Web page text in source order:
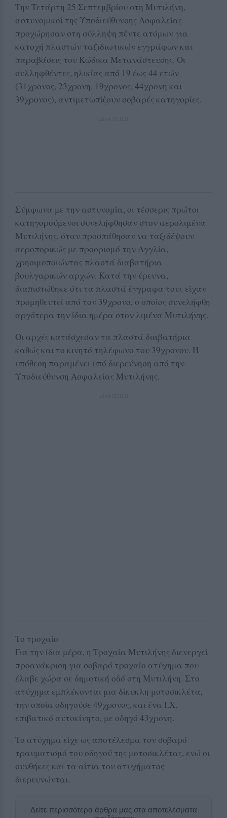
Την Τετάρτη 25 Σεπτεμβρίου στη Μυτιλήνη,
αστυνομικοί της Υποδιεύθυνσης Ασφαλείας
προχώρησαν στη σύλληψη πέντε ατόμων για
κατοχή πλαστών ταξιδιωτικών εγγράφων και
παραβάσεις του Κώδικα Μετανάστευσης. Οι
συλληφθέντες, ηλικίας από 19 έως 44 ετών
(31χρονος, 23χρονη, 19χρονος, 44χρονη και
39χρονος), αντιμετωπίζουν σοβαρές κατηγορίες.
Σύμφωνα με την αστυνομία, οι τέσσερις πρώτοι
κατηγορούμενοι συνελήφθησαν στον αερολιμένα
Μυτιλήνης, όταν προσπάθησαν να ταξιδέψουν
αεροπορικώς με προορισμό την Αγγλία,
χρησιμοποιώντας πλαστά διαβατήρια
βουλγαρικών αρχών. Κατά την έρευνα,
διαπιστώθηκε ότι τα πλαστά έγγραφα τους είχαν
προμηθευτεί από τον 39χρονο, ο οποίος συνελήφθη
αργότερα την ίδια ημέρα στον λιμένα Μυτιλήνης.
Οι αρχές κατάσχεσαν τα πλαστά διαβατήρια
καθώς και το κινητό τηλέφωνο του 39χρονου. Η
υπόθεση παραμένει υπό διερεύνηση από την
Υποδιεύθυνση Ασφαλείας Μυτιλήνης.
Το τροχαίο
Για την ίδια μέρα, η Τροχαία Μυτιλήνης διενεργεί
προανάκριση για σοβαρό τροχαίο ατύχημα που
έλαβε χώρα σε δημοτική οδό στη Μυτιλήνη. Στο
ατύχημα εμπλέκονται μια δίκυκλη μοτοσικλέτα,
την οποία οδηγούσε 49χρονος, και ένα Ι.Χ.
επιβατικό αυτοκίνητο, με οδηγό 43χρονη.
Το ατύχημα είχε ως αποτέλεσμα τον σοβαρό
τραυματισμό του οδηγού της μοτοσικλέτας, ενώ οι
συνθήκες και τα αίτια του ατυχήματος
διερευνώνται.
Δείτε περισσότερα άρθρα μας στα αποτελέσματα